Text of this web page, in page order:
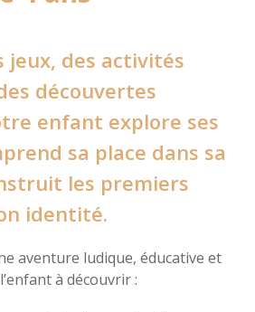
jeux, des activités
découvertes
enfant explore ses
sa place dans sa
les premiers
identité.
aventure ludique, éducative et
à découvrir :